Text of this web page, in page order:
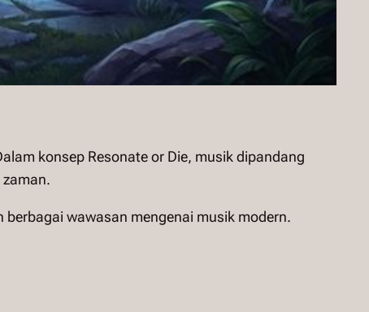
konsep Resonate or Die, musik dipandang
berbagai wawasan mengenai musik modern.